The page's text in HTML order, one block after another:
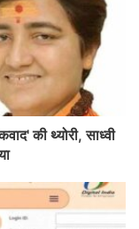
की थ्योरी, साध्वी